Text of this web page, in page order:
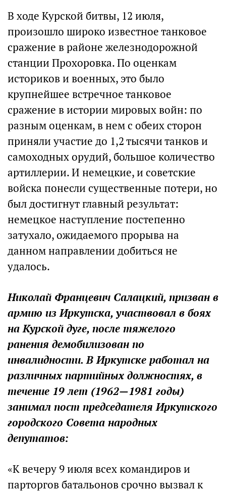
В ходе Курской битвы, 12 июля,
произошло широко известное танковое
сражение в районе железнодорожной
станции Прохоровка. По оценкам
историков и военных, это было
крупнейшее встречное танковое
сражение в истории мировых войн: по
разным оценкам, в нем с обеих сторон
приняли участие до 1,2 тысячи танков и
самоходных орудий, большое количество
артиллерии. И немецкие, и советские
войска понесли существенные потери, но
был достигнут главный результат:
немецкое наступление постепенно
затухало, ожидаемого прорыва на
данном направлении добиться не
удалось.
Николай Францевич Салацкий, призван в
армию из Иркутска, участвовал в боях
на Курской дуге, после тяжелого
ранения демобилизован по
инвалидности. В Иркутске работал на
различных партийных должностях, в
течение 19 лет (1962—1981 годы)
занимал пост председателя Иркутского
городского Совета народных
депутатов:
«К вечеру 9 июля всех командиров и
парторгов батальонов срочно вызвал к